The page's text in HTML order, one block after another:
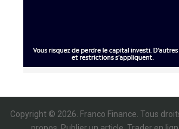
Copyright © 2026. Franco Finance. Tous